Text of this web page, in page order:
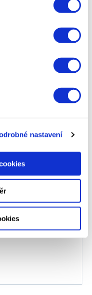
nastavení
výstupy pro média i
články pro náš blog.